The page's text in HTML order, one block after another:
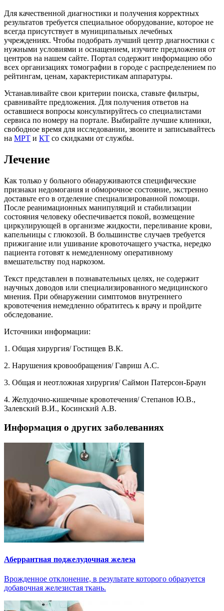
Для качественной диагностики и получения корректных
результатов требуется специальное оборудование, которое не
всегда присутствует в муниципальных лечебных
учреждениях. Чтобы подобрать лучший центр диагностики с
нужными условиями и оснащением, изучите предложения от
центров на нашем сайте. Портал содержит информацию обо
всех организациях томографии в городе с распределением по
рейтингам, ценам, характеристикам аппаратуры.
Устанавливайте свои критерии поиска, ставьте фильтры,
сравнивайте предложения. Для получения ответов на
оставшиеся вопросы консультируйтесь со специалистами
сервиса по номеру на портале. Выбирайте лучшие клиники,
свободное время для исследовании, звоните и записывайтесь
на МРТ и КТ со скидками от службы.
Лечение
Как только у больного обнаруживаются специфические
признаки недомогания и обморочное состояние, экстренно
доставьте его в отделение специализированной помощи.
После реанимационных манипуляций и стабилизации
состояния человеку обеспечивается покой, возмещение
циркулирующей в организме жидкости, переливание крови,
капельницы с глюкозой. В большинстве случаев требуется
прижигание или ушивание кровоточащего участка, нередко
пациента готовят к немедленному оперативному
вмешательству под наркозом.
Текст представлен в познавательных целях, не содержит
научных доводов или специализированного медицинского
мнения. При обнаружении симптомов внутреннего
кровотечения немедленно обратитесь к врачу и пройдите
обследование.
Источники информации:
1. Общая хирургия/ Гостищев В.К.
2. Нарушения кровообращения/ Гавриш А.С.
3. Общая и неотложная хирургия/ Саймон Патерсон-Браун
4. Желудочно-кишечные кровотечения/ Степанов Ю.В.,
Залевский В.И., Косинский А.В.
Информация о других заболеваниях
Аберрантная поджелудочная железа
Врожденное отклонение, в результате которого образуется
добавочная железистая ткань.